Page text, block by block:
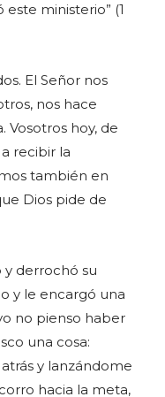
este ministerio” (1
El Señor nos
nos hace
Vosotros hoy, de
recibir la
también en
Dios pide de
y derrochó su
y le encargó una
no pienso haber
una cosa:
y lanzándome
hacia la meta,